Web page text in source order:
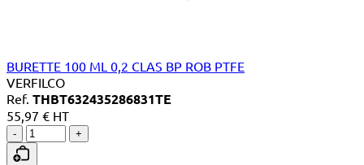
BURETTE 100 ML 0,2 CLAS BP ROB PTFE
VERFILCO
Ref. THBT632435286831TE
55,97 € HT
- +